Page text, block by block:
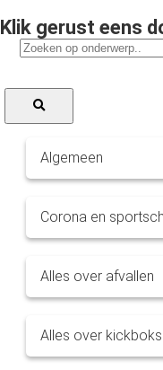
Klik gerust eens
Algemeen
Corona en
Alles over afvallen
Alles over